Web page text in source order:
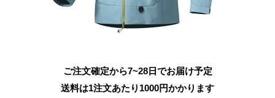
ご注文確定から7~28日でお届け予定
送料は1注文あたり 1000円かかります